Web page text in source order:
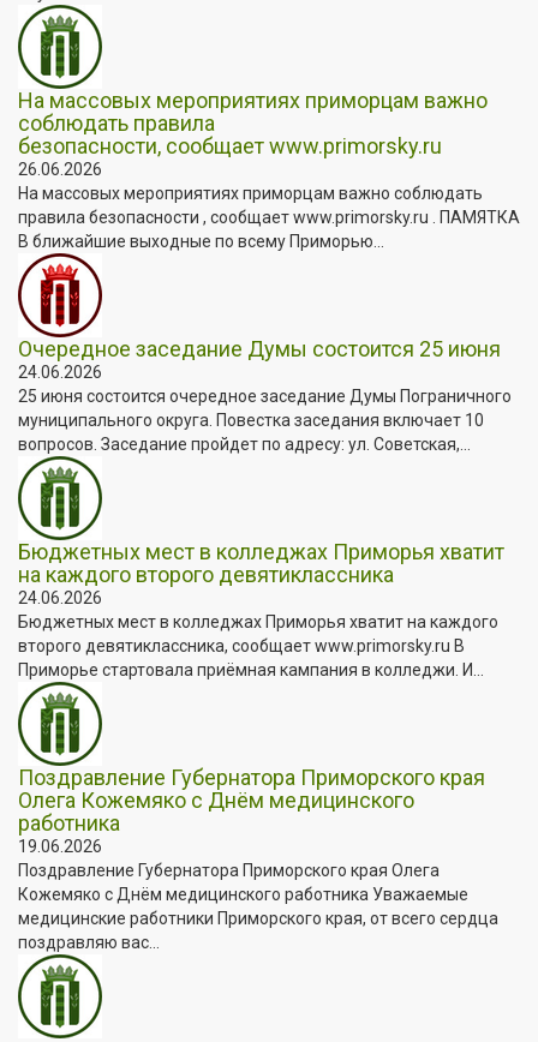
На массовых мероприятиях приморцам важно
соблюдать правила
безопасности, сообщает www.primorsky.ru
26.06.2026
На массовых мероприятиях приморцам важно соблюдать
правила безопасности , сообщает www.primorsky.ru . ПАМЯТКА
В ближайшие выходные по всему Приморью...
Очередное заседание Думы состоится 25 июня
24.06.2026
25 июня состоится очередное заседание Думы Пограничного
муниципального округа. Повестка заседания включает 10
вопросов. Заседание пройдет по адресу: ул. Советская,...
Бюджетных мест в колледжах Приморья хватит
на каждого второго девятиклассника
24.06.2026
Бюджетных мест в колледжах Приморья хватит на каждого
второго девятиклассника, сообщает www.primorsky.ru В
Приморье стартовала приёмная кампания в колледжи. И...
Поздравление Губернатора Приморского края
Олега Кожемяко с Днём медицинского
работника
19.06.2026
Поздравление Губернатора Приморского края Олега
Кожемяко с Днём медицинского работника Уважаемые
медицинские работники Приморского края, от всего сердца
поздравляю вас...